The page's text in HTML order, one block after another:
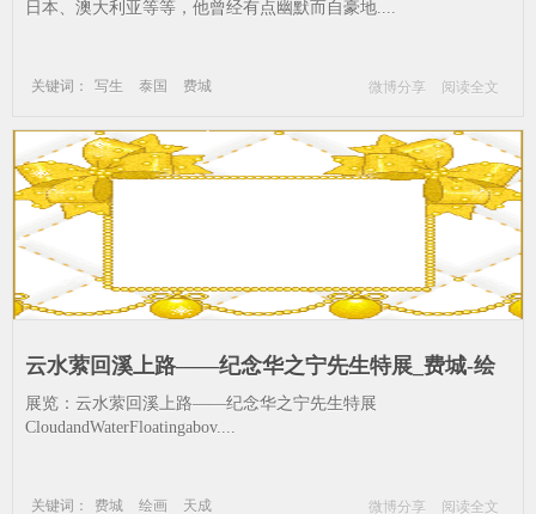
日本、澳大利亚等等，他曾经有点幽默而自豪地....
关键词： 写生 泰国
费城
微博分享 阅读全文
云水萦回溪上路——纪念华之宁先生特展_费城-绘
画-天成
展览：云水萦回溪上路——纪念华之宁先生特展
CloudandWaterFloatingabov....
关键词： 费城 绘画 天成 微博分享 阅读全文